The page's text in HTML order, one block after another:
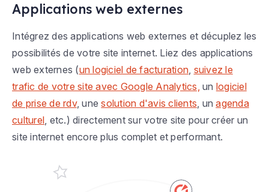
Applications web externes
Intégrez des applications web externes et décuplez les
possibilités de votre site internet. Liez des applications
web externes (un logiciel de facturation, suivez le
trafic de votre site avec Google Analytics, un logiciel
de prise de rdv, unesolution d'avis clients, unagenda
culturel, etc.) directement sur votre site pour créer un
site internet encore plus complet et performant.